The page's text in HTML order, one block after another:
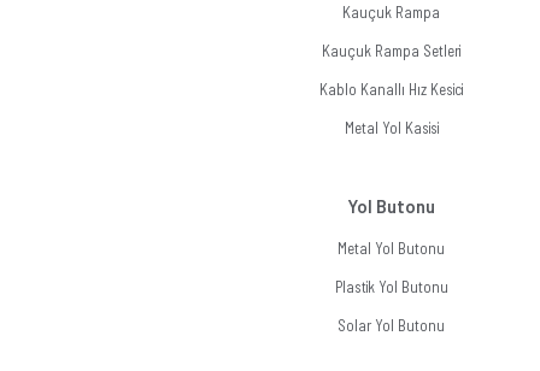
Kauçuk Rampa
Kauçuk Rampa Setleri
Kablo Kanallı Hız Kesici
Metal Yol Kasisi
Yol Butonu
Metal Yol Butonu
Plastik Yol Butonu
Solar Yol Butonu